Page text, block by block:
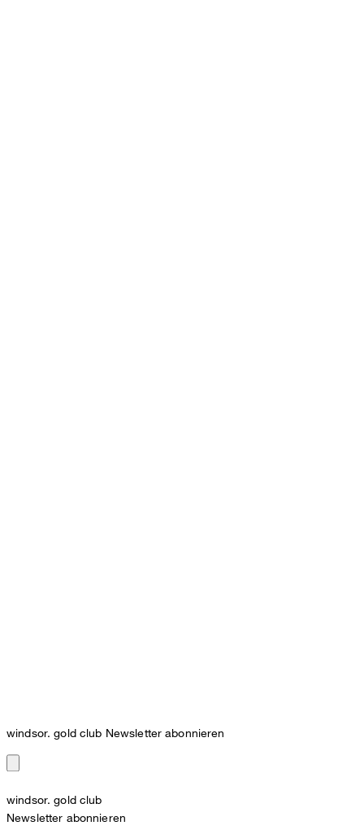
windsor. gold club Newsletter abonnieren
windsor. gold club
Newsletter abonnieren